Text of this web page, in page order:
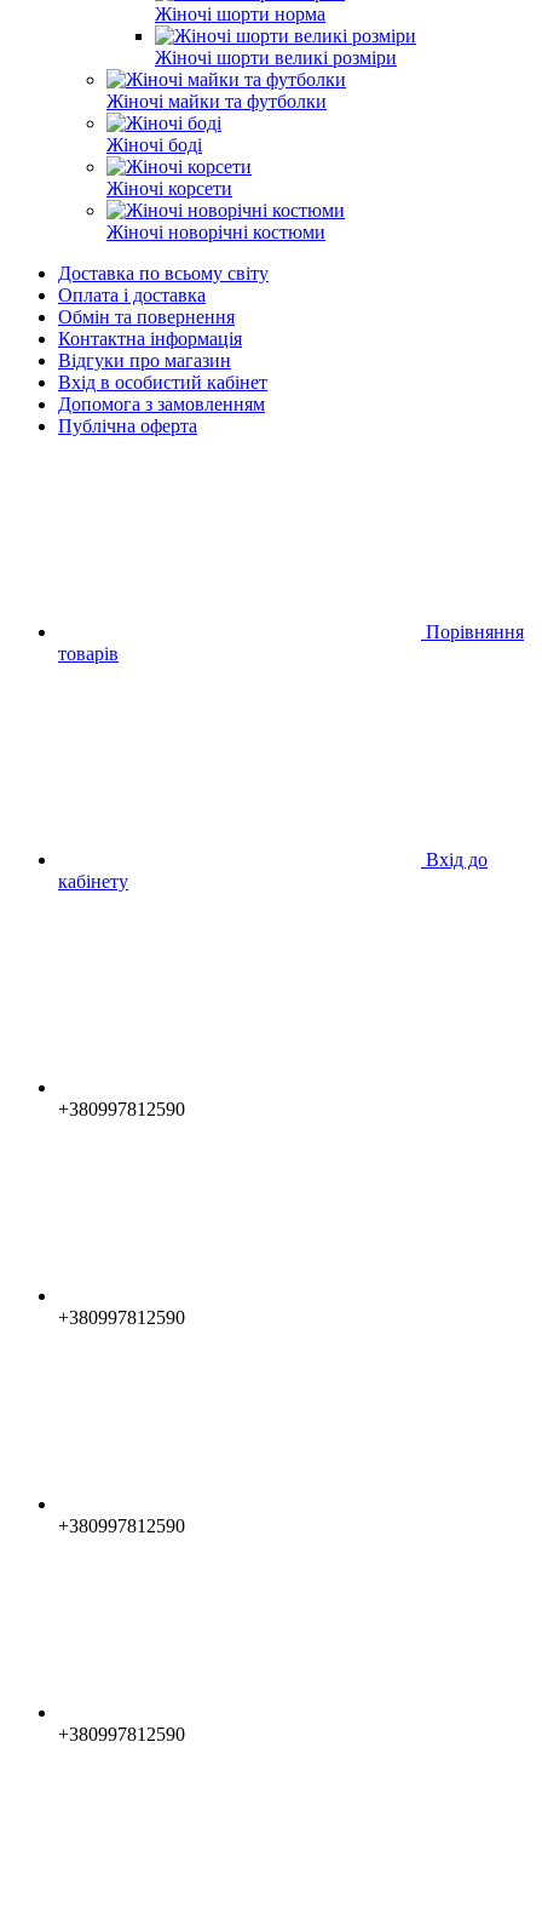
Жіночі шорти норма
Жіночі шорти великі розміри
Жіночі майки та футболки
Жіночі боді
Жіночі корсети
Жіночі новорічні костюми
Доставка по всьому світу
Оплата і доставка
Обмін та повернення
Контактна інформація
Відгуки про магазин
Вхід в особистий кабінет
Допомога з замовленням
Публічна оферта
Порівняння
товарів
Вхід до
кабінету
+380997812590
+380997812590
+380997812590
+380997812590